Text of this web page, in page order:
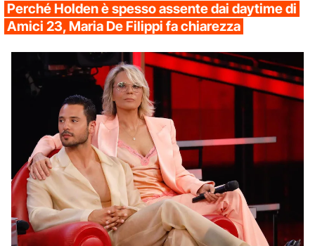
Perché Holden è spesso assente dai daytime di
Amici 23, Maria De Filippi fa chiarezza